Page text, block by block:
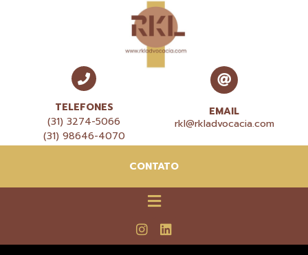
TELEFONES
(31) 3274-5066
(31) 98646-4070
EMAIL
rkl@rkladvocacia.com
CONTATO